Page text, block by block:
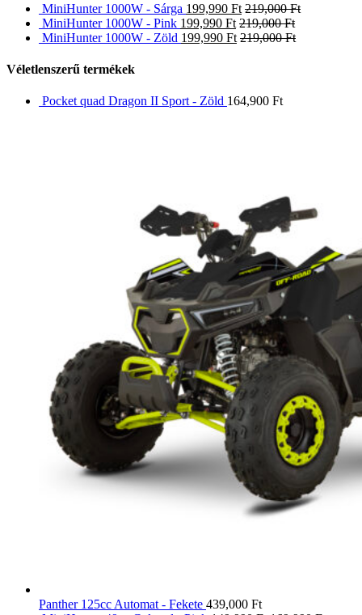
MiniHunter 1000W - Sárga 199,990 Ft 219,000Ft
MiniHunter 1000W - Pink 199,990 Ft 219,000Ft
MiniHunter 1000W - Zöld 199,990 Ft 219,000Ft
Véletlenszerű termékek
Pocket quad Dragon II Sport - Zöld 164,900 Ft
Panther 125cc Automat - Fekete 439,000 Ft